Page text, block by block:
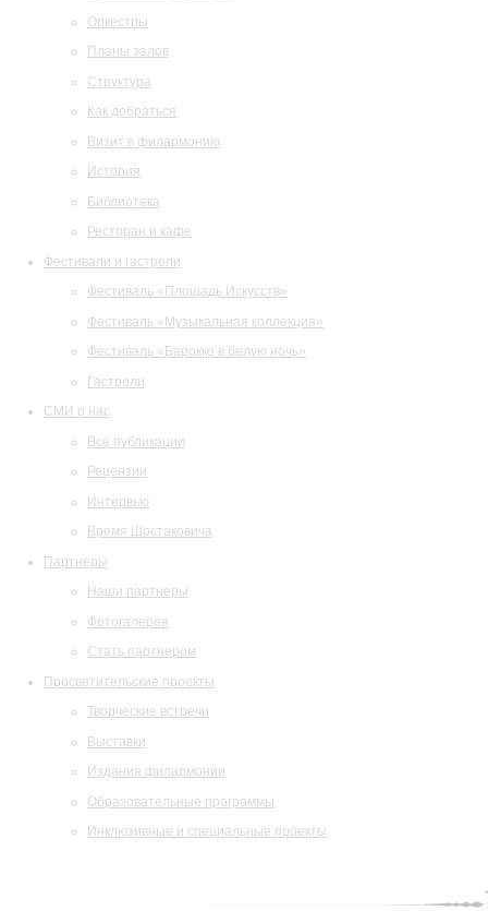
Оркестры
Планы залов
Структура
Как добраться
Визит в филармонию
История
Библиотека
Ресторан и кафе
Фестивали и гастроли
Фестиваль «Площадь Искусств»
Фестиваль «Музыкальная коллекция»
Фестиваль «Барокко в белую ночь»
Гастроли
СМИ о нас
Все публикации
Рецензии
Интервью
Время Шостаковича
Партнеры
Наши партнеры
Фотогалерея
Стать партнером
Просветительские проекты
Творческие встречи
Выставки
Издания филармонии
Образовательные программы
Инклюзивные и специальные проекты